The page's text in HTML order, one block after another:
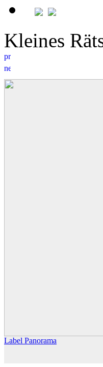
Kleines
Label Panorama